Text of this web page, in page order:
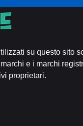
su questo sito
e i marchi
proprietari.